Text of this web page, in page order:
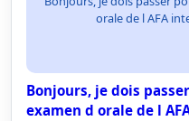
orale de l AFA
Bonjours, je dois
examen d orale de l